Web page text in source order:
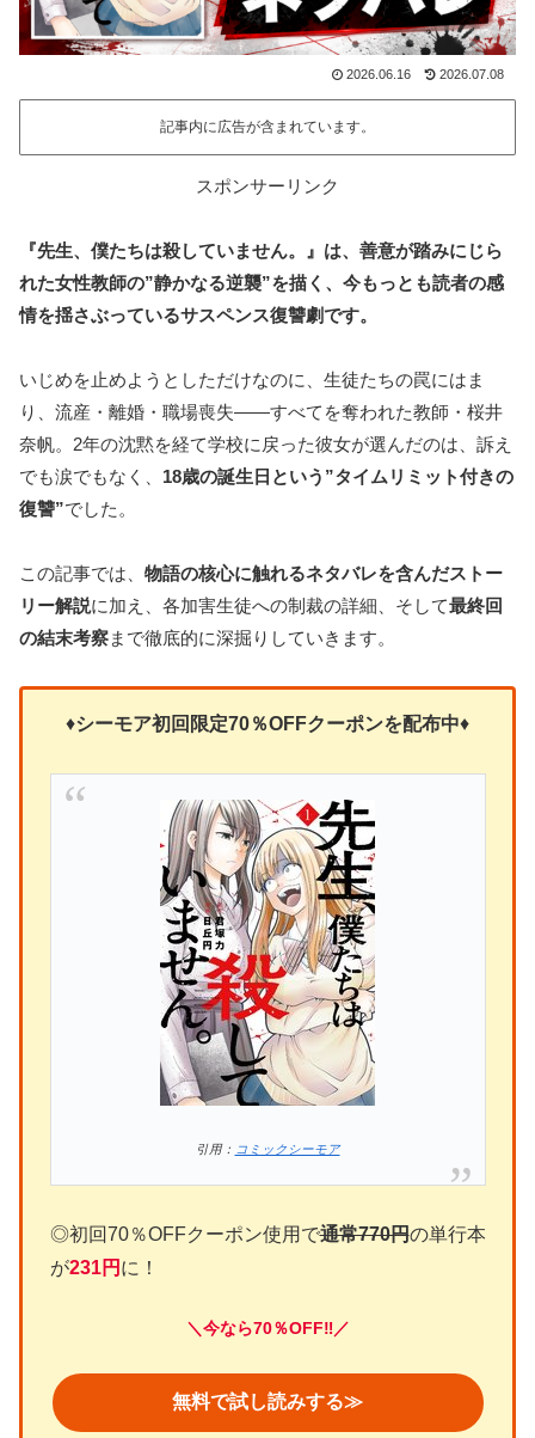
2026.06.16 2026.07.08
記事内に広告が含まれています。
スポンサーリンク
『先生、僕たちは殺していません。』は、善意が踏みにじら
れた女性教師の”静かなる逆襲”を描く、今もっとも読者の感
情を揺さぶっているサスペンス復讐劇です。
いじめを止めようとしただけなのに、生徒たちの罠にはま
り、流産・離婚・職場喪失――すべてを奪われた教師・桜井
奈帆。2年の沈黙を経て学校に戻った彼女が選んだのは、訴え
でも涙でもなく、 18歳の誕生日という”タイムリミット付きの
復讐”でした。
この記事では、 物語の核心に触れるネタバレを含んだストー
リー解説に加え、各加害生徒への制裁の詳細、そして最終回
の結末考察まで徹底的に深掘りしていきます。
♦シーモア初回限定70％OFFクーポンを配布中♦
引用： コミックシーモア
◎初回70％OFFクーポン使用で通常770円の単行本
が231円 に！
＼今なら70％OFF‼／
無料で試し読みする≫